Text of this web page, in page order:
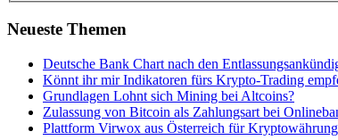
Neueste Themen
Deutsche Bank Chart nach den
Könnt ihr mir Indikatoren fürs Krypto-Trading
Grundlagen Lohnt sich Mining bei Altcoins?
Zulassung von Bitcoin als Zahlungsart bei
Plattform Virwox aus Österreich für